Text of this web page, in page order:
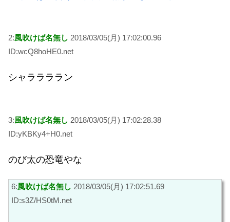
2:風吹けば名無し 2018/03/05(月) 17:02:00.96
ID:wcQ8hoHE0.net
シャララララン
3:風吹けば名無し 2018/03/05(月) 17:02:28.38
ID:yKBKy4+H0.net
のび太の恐竜やな
6:風吹けば名無し 2018/03/05(月) 17:02:51.69
ID:s3Z/HS0tM.net